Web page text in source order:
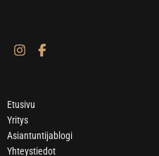
Etusivu
Yritys
Asiantuntijablogi
Yhteystiedot